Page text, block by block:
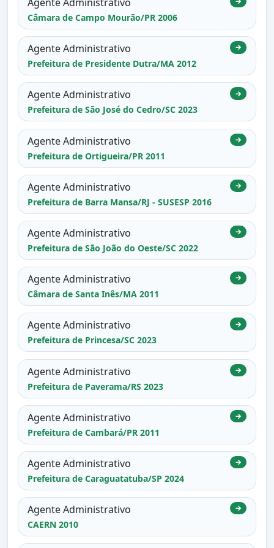
Câmara de Campo Mourão/PR 2006
Agente Administrativo
Prefeitura de Presidente Dutra/MA 2012
→
Agente Administrativo
Prefeitura de São José do Cedro/SC 2023
→
Agente Administrativo
Prefeitura de Ortigueira/PR 2011
→
Agente Administrativo
Prefeitura de Barra Mansa/RJ - SUSESP 2016
→
Agente Administrativo
Prefeitura de São João do Oeste/SC 2022
→
Agente Administrativo
Câmara de Santa Inês/MA 2011
→
Agente Administrativo
Prefeitura de Princesa/SC 2023
→
Agente Administrativo
Prefeitura de Paverama/RS 2023
→
Agente Administrativo
Prefeitura de Cambará/PR 2011
→
Agente Administrativo
Prefeitura de Caraguatatuba/SP 2024
→
Agente Administrativo
CAERN 2010
→